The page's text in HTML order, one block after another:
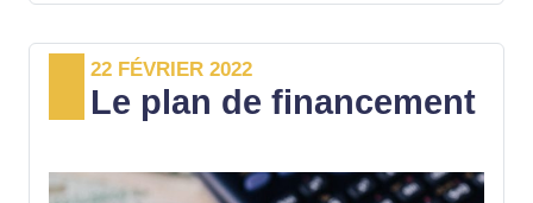
22 FÉVRIER 2022
Le plan de financement